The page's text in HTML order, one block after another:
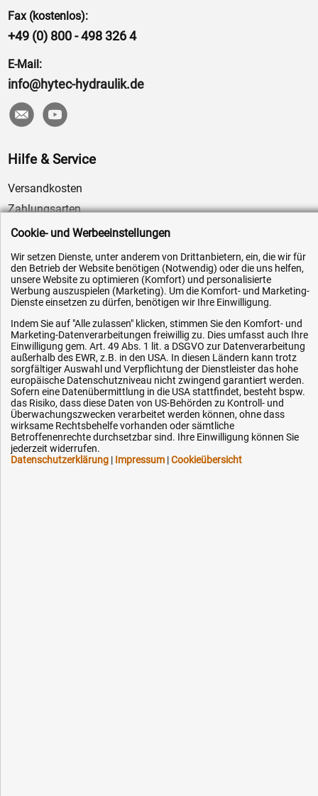
Fax (kostenlos):
+49 (0) 800 - 498 326 4
E-Mail:
info@hytec-hydraulik.de
Hilfe & Service
Versandkosten
Zahlungsarten
Service
AGB / Widerrufsrecht
Datenschutz
Impressum
OEM-Ersatzteile
Technik-Hilfe
Downloads
Kontakt
Ihre Hytec-Hydraulik Vorteile
Schneller Versand, meist am selben Tag
Cookie- und Werbeeinstellungen
Wir setzen Dienste, unter anderem von Drittanbietern, ein, die wir für
den Betrieb der Website benötigen (Notwendig) oder die uns helfen,
unsere Website zu optimieren (Komfort) und personalisierte
Werbung auszuspielen (Marketing). Um die Komfort- und Marketing-
Dienste einsetzen zu dürfen, benötigen wir Ihre Einwilligung.
Indem Sie auf "Alle zulassen" klicken, stimmen Sie den Komfort- und
Marketing-Datenverarbeitungen freiwillig zu. Dies umfasst auch Ihre
Einwilligung gem. Art. 49 Abs. 1 lit. a DSGVO zur Datenverarbeitung
außerhalb des EWR, z.B. in den USA. In diesen Ländern kann trotz
sorgfältiger Auswahl und Verpflichtung der Dienstleister das hohe
europäische Datenschutzniveau nicht zwingend garantiert werden.
Sofern eine Datenübermittlung in die USA stattfindet, besteht bspw.
das Risiko, dass diese Daten von US-Behörden zu Kontroll- und
Überwachungszwecken verarbeitet werden können, ohne dass
wirksame Rechtsbehelfe vorhanden oder sämtliche
Betroffenenrechte durchsetzbar sind. Ihre Einwilligung können Sie
jederzeit widerrufen.
Datenschutzerklärung | Impressum |Cookieübersicht